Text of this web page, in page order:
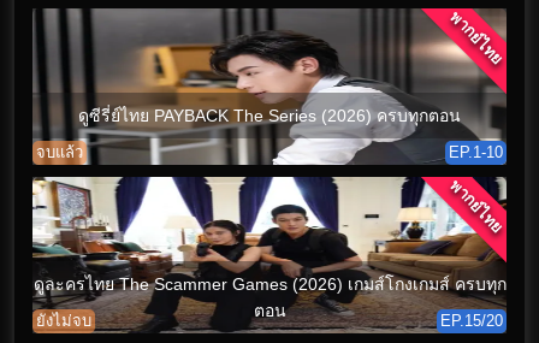
ดูซีรี่ย์ไทย PAYBACK The Series (2026) ครบทุกตอน
จบแล้ว EP.1-10
พากย์ไทย
ดูละครไทย The Scammer Games (2026) เกมส์โกงเกมส์ ครบทุก
ตอน
ยังไม่จบ EP.15/20
พากย์ไทย